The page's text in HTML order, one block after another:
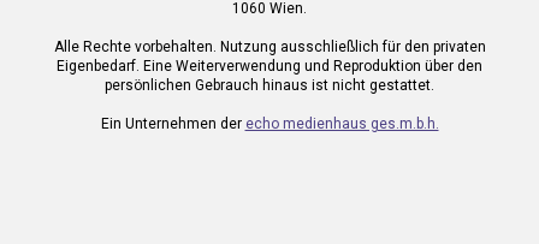
1060 Wien.
Alle Rechte vorbehalten. Nutzung ausschließlich für den privaten
Eigenbedarf. Eine Weiterverwendung und Reproduktion über den
persönlichen Gebrauch hinaus ist nicht gestattet.
Ein Unternehmen der echo medienhaus ges.m.b.h.